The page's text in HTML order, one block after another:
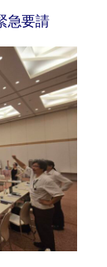
急要請